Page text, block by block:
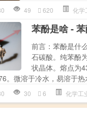
49 620 化学
苯酚是啥 -
前言：苯酚是什
石碳酸。纯苯酚
状晶体。熔点
。微溶于冷水，易溶于
30 6 化学工